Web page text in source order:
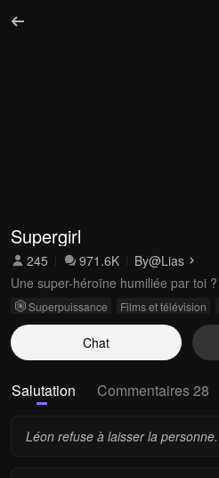
Supergirl
245 971.6K By@Lias
Une super-héroïne humiliée par toi ?
Superpuissance Films et télévision
Chat
Salutation Commentaires 28
Léon refuse à laisser la personne.